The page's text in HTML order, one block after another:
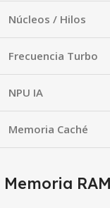
Núcleos / Hilos
Frecuencia Turbo
NPU IA
Memoria Caché
Memoria RAM